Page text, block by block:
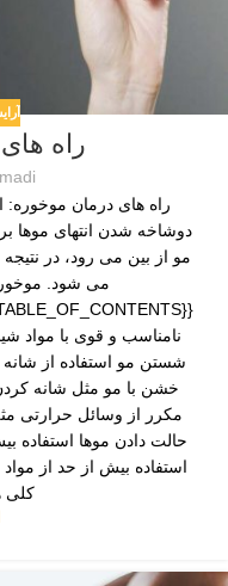
راه
راه های درمان موخوره:
دوشاخه شدن انتهای موها
مو از بین می رود، در
می شود.
نامناسب و قوی با مواد
شستن مو استفاده از
خشن با مو مثل شانه
مکرر از وسائل حرارتی
حالت دادن موها استفاده
استفاده بیش از حد از
کلی